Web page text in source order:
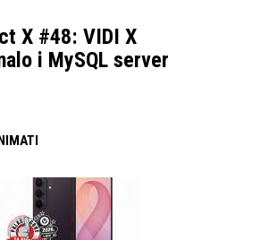
X #48: VIDI X
i MySQL server